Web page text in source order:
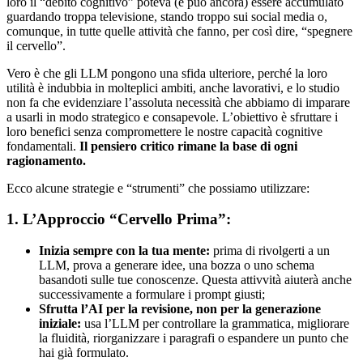
guardando troppa televisione, stando troppo sui social media o,
comunque, in tutte quelle attività che fanno, per così dire, “spegnere
il cervello”.
Vero è che gli LLM pongono una sfida ulteriore, perché la loro
utilità è indubbia in molteplici ambiti, anche lavorativi, e lo studio
non fa che evidenziare l’assoluta necessità che abbiamo di imparare
a usarli in modo strategico e consapevole. L’obiettivo è sfruttare i
loro benefici senza compromettere le nostre capacità cognitive
fondamentali. Il pensiero critico rimane la base di ogni
ragionamento.
Ecco alcune strategie e “strumenti” che possiamo utilizzare:
1. L’Approccio “Cervello Prima”:
Inizia sempre con la tua mente: prima di rivolgerti a un
LLM, prova a generare idee, una bozza o uno schema
basandoti sulle tue conoscenze. Questa attivvità aiuterà anche
successivamente a formulare i prompt giusti;
Sfrutta l’AI per la revisione, non per la generazione
iniziale: usa l’LLM per controllare la grammatica, migliorare
la fluidità, riorganizzare i paragrafi o espandere un punto che
hai già formulato.